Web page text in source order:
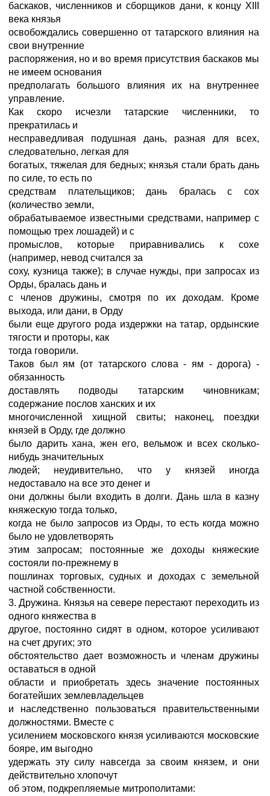
баскаков, численников и сборщиков дани, к концу XIII
века князья
освобождались совершенно от татарского влияния на
свои внутренние
распоряжения, но и во время присутствия баскаков мы
не имеем основания
предполагать большого влияния их на внутреннее
управление.
Как скоро исчезли татарские численники, то
прекратилась и
несправедливая подушная дань, разная для всех,
следовательно, легкая для
богатых, тяжелая для бедных; князья стали брать дань
по силе, то есть по
средствам плательщиков; дань бралась с сох
(количество земли,
обрабатываемое известными средствами, например с
помощью трех лошадей) и с
промыслов, которые приравнивались к сохе
(например, невод считался за
соху, кузница также); в случае нужды, при запросах из
Орды, бралась дань и
с членов дружины, смотря по их доходам. Кроме
выхода, или дани, в Орду
были еще другого рода издержки на татар, ордынские
тягости и проторы, как
тогда говорили.
Таков был ям (от татарского слова - ям - дорога) -
обязанность
доставлять подводы татарским чиновникам;
содержание послов ханских и их
многочисленной хищной свиты; наконец, поездки
князей в Орду, где должно
было дарить хана, жен его, вельмож и всех сколько-
нибудь значительных
людей; неудивительно, что у князей иногда
недоставало на все это денег и
они должны были входить в долги. Дань шла в казну
княжескую тогда только,
когда не было запросов из Орды, то есть когда можно
было не удовлетворять
этим запросам; постоянные же доходы княжеские
состояли по-прежнему в
пошлинах торговых, судных и доходах с земельной
частной собственности.
3. Дружина. Князья на севере перестают переходить из
одного княжества в
другое, постоянно сидят в одном, которое усиливают
на счет других; это
обстоятельство дает возможность и членам дружины
оставаться в одной
области и приобретать здесь значение постоянных
богатейших землевладельцев
и наследственно пользоваться правительственными
должностями. Вместе с
усилением московского князя усиливаются московские
бояре, им выгодно
удержать эту силу навсегда за своим князем, и они
действительно хлопочут
об этом, подкрепляемые митрополитами: